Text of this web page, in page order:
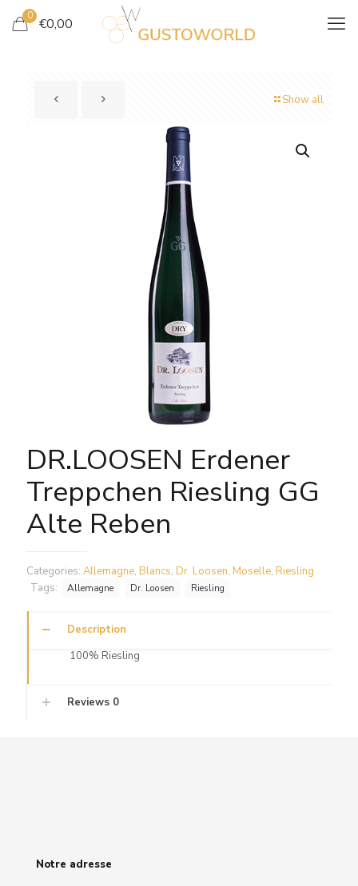
0 €0,00
Show all
DR.LOOSEN Erdener
Treppchen Riesling GG
Alte Reben
Categories: Allemagne, Blancs, Dr. Loosen, Moselle, Riesling
Tags:
Allemagne Dr. Loosen Riesling
Description
100% Riesling
Reviews 0
Notre adresse